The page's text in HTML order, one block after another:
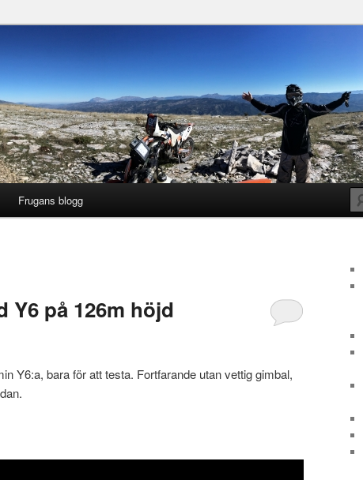
Frugans blogg
Y6 på 126m höjd
Y6:a, bara för att testa. Fortfarande utan vettig gimbal,